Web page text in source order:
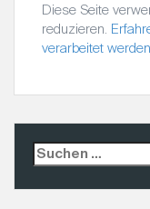
Diese Seite
reduzieren.
verarbeitet
S
u
c